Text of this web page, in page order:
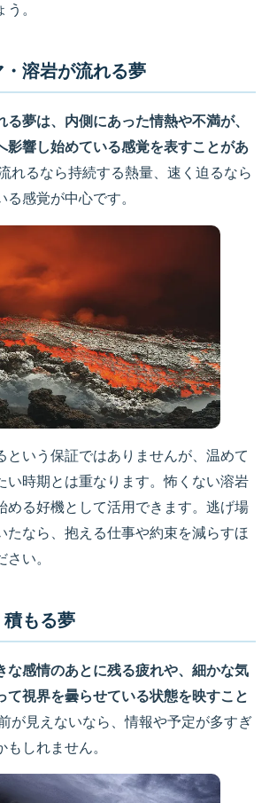
。
溶岩が流れる夢
る夢は、内側にあった情熱や不満が、
影響し始めている感覚を表すことがあ
れるなら持続する熱量、速く迫るなら
感覚が中心です。
という保証ではありませんが、温めて
い時期とは重なります。怖くない溶岩
める好機として活用できます。逃げ場
たなら、抱える仕事や約束を減らすほ
い。
もる夢
な感情のあとに残る疲れや、細かな気
て視界を曇らせている状態を映すこと
が見えないなら、情報や予定が多すぎ
しれません。